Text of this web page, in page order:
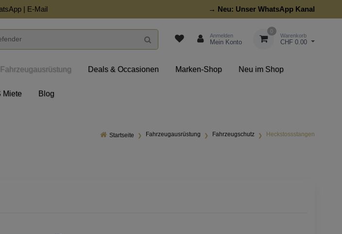
| E-Mail → Neu: Unser WhatsApp Kanal
Anmelden
Mein Konto
0
Warenkorb
CHF 0.00
Fahrzeugausrüstung Deals & Occasionen Marken-Shop Neu im Shop
Miete Blog
Startseite Fahrzeugausrüstung Fahrzeugschutz Heckstossstangen